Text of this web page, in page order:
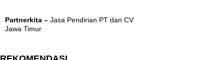
Partnerkita – Jasa Pendirian PT dan CV
Jawa Timur